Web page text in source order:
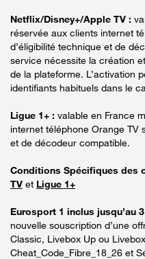
Netflix/Disney+/Apple TV :
réservée aux clients internet
d’éligibilité technique et de
service nécessite la création
de la plateforme. L’activation
identifiants habituels dans le
Ligue 1+ : valable en France
internet téléphone Orange TV
et de décodeur compatible.
Conditions Spécifiques des
TV et Ligue 1+
Eurosport 1 inclus jusqu’au
nouvelle souscription d’une
Classic, Livebox Up ou
Cheat_Code_Fibre_18_26 et